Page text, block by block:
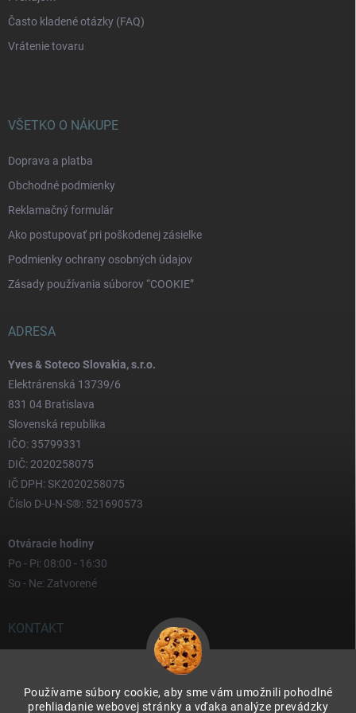
Používame súbory cookie, aby sme vám umožnili pohodlné
prehliadanie webovej stránky a vďaka analýze prevádzky
Často kladené otázky (FAQ)
Vrátenie tovaru
VŠETKO O NÁKUPE
Doprava a platba
Obchodné podmienky
Reklamačný formulár
Ako postupovať pri poškodenej zásielke
Podmienky ochrany osobných údajov
Zásady používania súborov “COOKIE”
ADRESA
Yves & Soteco Slovakia, s.r.o.
Elektrárenská 13739/6
831 04 Bratislava
Slovenská republika
IČO: 35799331
DIČ: 2020258075
IČ DPH: SK2020258075
Číslo D-U-N-S®: 521690573
Otváracie hodiny
Po - Pi: 08:00 - 16:30
So - Ne: Zatvorené
KONTAKT
0917 000 000